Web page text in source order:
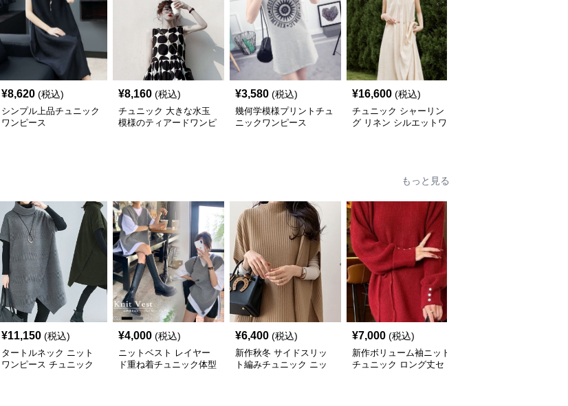
¥8,620 (税込)
シンプル上品チュニック
ワンピース
¥8,160 (税込)
チュニック 大きな水玉
模様のティアードワンピ
¥3,580 (税込)
幾何学模様プリントチュ
ニックワンピース
¥16,600 (税込)
チュニック シャーリン
グ リネン シルエットワ
もっと見る
¥11,150 (税込)
タートルネック ニット
ワンピース チュニック
¥4,000 (税込)
ニットベスト レイヤー
ド重ね着チュニック体型
¥6,400 (税込)
新作秋冬 サイドスリッ
ト編みチュニック ニッ
¥7,000 (税込)
新作ボリューム袖ニット
チュニック ロング丈セ